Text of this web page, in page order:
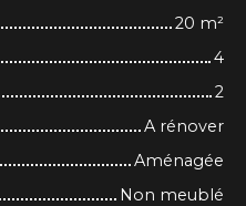
20 m²
4
2
A rénover
Aménagée
Non meublé